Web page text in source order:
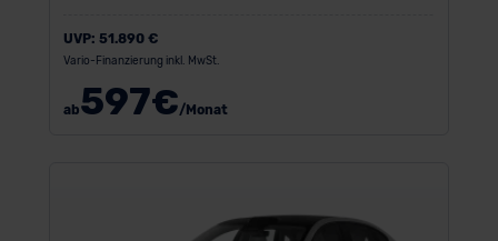
UVP: 51.890 €
Vario-Finanzierung inkl. MwSt.
ab597€/Monat